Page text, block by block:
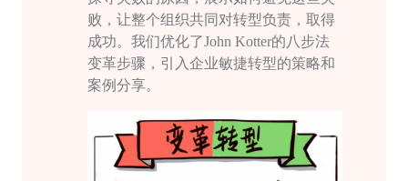
败，让整个组织共同对转型负责，取得
成功。我们优化了John Kotter的八步法
变革步骤，引入企业敏捷转型的策略和
案例分享。